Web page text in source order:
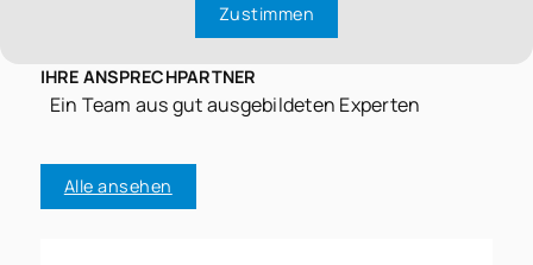
Zustimmen
IHRE ANSPRECHPARTNER
Ein Team aus gut ausgebildeten Experten
Alle ansehen